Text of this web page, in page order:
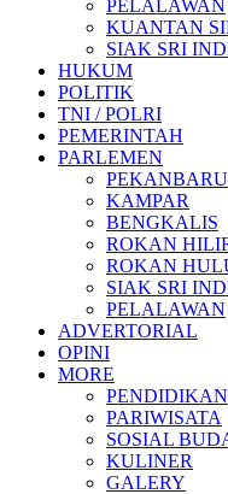
PELALAWAN
KUANTAN
SIAK SRI
HUKUM
POLITIK
TNI / POLRI
PEMERINTAH
PARLEMEN
PEKANBARU
KAMPAR
BENGKALIS
ROKAN
ROKAN
SIAK SRI
PELALAWAN
ADVERTORIAL
OPINI
MORE
PENDIDIKAN
PARIWISATA
SOSIAL
KULINER
GALERY